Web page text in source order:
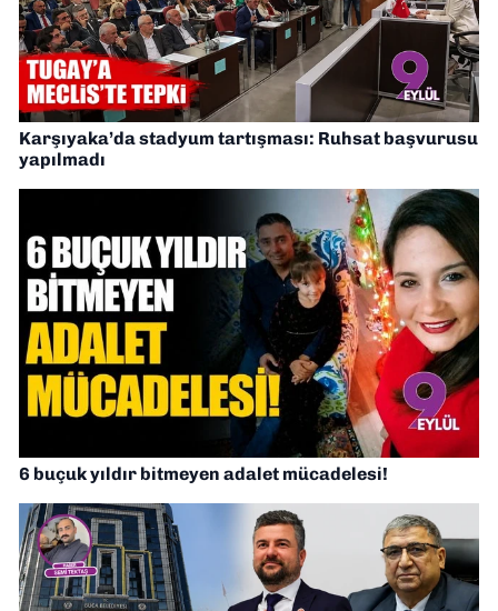
Karşıyaka’da stadyum tartışması: Ruhsat başvurusu
yapılmadı
6 buçuk yıldır bitmeyen adalet mücadelesi!